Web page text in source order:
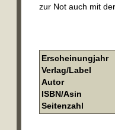
zur Not auch mit
Erscheinungjahr
Verlag/Label
Autor
ISBN/Asin
Seitenzahl